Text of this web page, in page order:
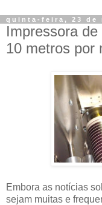
quinta-feira, 23 de
Impressora
10 metros por
Embora as notícias
sejam muitas e